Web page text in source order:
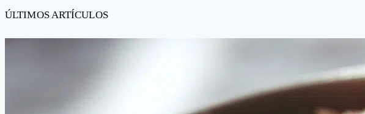
ÚLTIMOS ARTÍCULOS